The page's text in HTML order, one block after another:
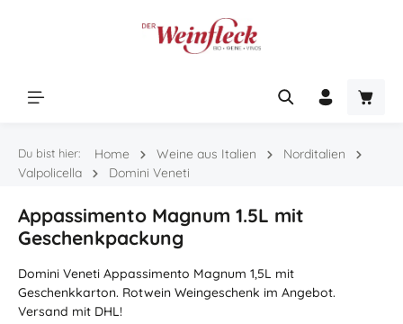
Du bist hier: Home Weine aus Italien
Norditalien
Valpolicella
Domini Veneti
Appassimento Magnum 1.5L mit
Geschenkpackung
Domini Veneti Appassimento Magnum 1,5L mit
Geschenkkarton. Rotwein Weingeschenk im Angebot.
Versand mit DHL!